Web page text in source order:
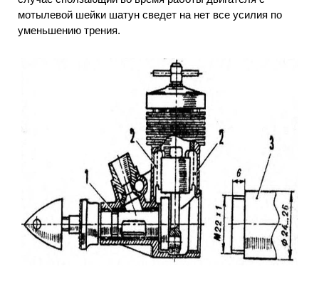
мотылевой шейки шатун сведет на нет все усилия по
уменьшению трения.